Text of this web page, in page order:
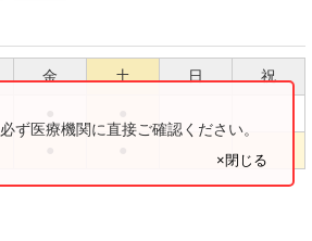
金 土 日 祝
ず医療機関に直接ご確認ください。
×閉じる